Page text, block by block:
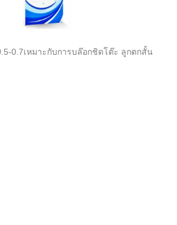
0.7เหมาะกับการบล๊อกชิดโต๊ะ ลูกตกสั้น